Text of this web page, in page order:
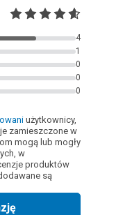
4
1
0
0
0
użytkownicy,
zamieszczone w
mogą lub mogły
w
produktów
są